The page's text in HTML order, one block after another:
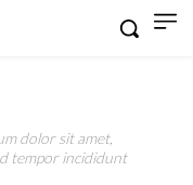
dolor sit amet,
tempor incididunt